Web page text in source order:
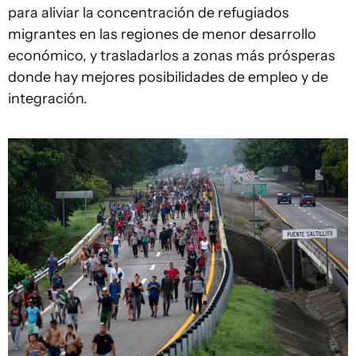
para aliviar la concentración de refugiados
migrantes en las regiones de menor desarrollo
económico, y trasladarlos a zonas más prósperas
donde hay mejores posibilidades de empleo y de
integración.